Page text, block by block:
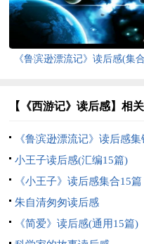
《鲁滨逊漂流记》读后感(集合
【《西游记》读后感】相
《鲁滨逊漂流记》读后感集
15篇
小王子读后感(汇编15篇)
《小王子》读后感集合15篇
朱自清匆匆读后感
《简爱》读后感(通用15篇)